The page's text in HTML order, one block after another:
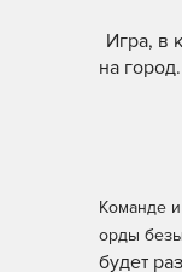
Игра, в
на
Команде
орды
будет